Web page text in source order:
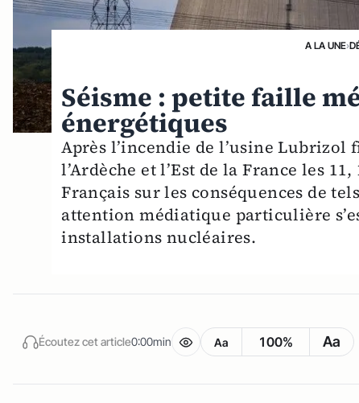
A LA UNE›
Séisme : petite faille
énergétiques
Après l’incendie de l’usine Lubrizol
l’Ardèche et l’Est de la France les
Français sur les conséquences de
attention médiatique particulière
installations nucléaires.
Écoutez cet article0:00min Aa 100% Aa